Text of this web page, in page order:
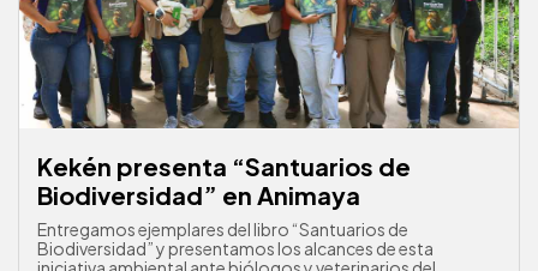
Kekén presenta “Santuarios de
Biodiversidad” en Animaya
Entregamos ejemplares del libro “Santuarios de
Biodiversidad” y presentamos los alcances de esta